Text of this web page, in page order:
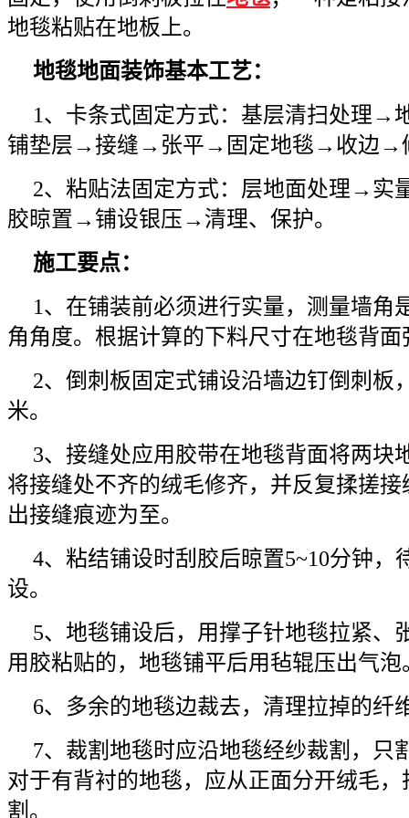
地毯粘贴在地板上。
地毯地面装饰基本工艺：
1、卡条式固定方式： 基层清扫处理→
铺垫层→接缝→张平→固定地毯→收边→
2、粘贴法固定方式：层地面处理→
胶晾置→铺设银压→清理、保护。
施工要点：
1、在铺装前必须进行实量，测量墙角
角角度。根据计算的下料尺寸在地毯背
2、倒刺板固定式铺设沿墙边钉倒刺板
米。
3、接缝处应用胶带在地毯背面将两块
将接缝处不齐的绒毛修齐，并反复揉搓
出接缝痕迹为至。
4、粘结铺设时刮胶后晾置5~10分钟，
设。
5、地毯铺设后，用撑子针地毯拉紧、
用胶粘贴的，地毯铺平后用毡辊压出气泡
6、多余的地毯边裁去，清理拉掉的纤
7、裁割地毯时应沿地毯经纱裁割，只
对于有背衬的地毯，应从正面分开绒毛
割。